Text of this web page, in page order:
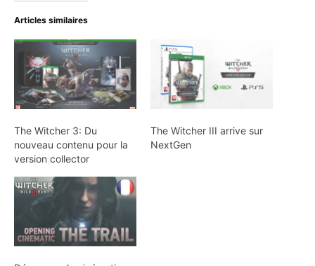
Articles similaires
The Witcher 3: Du
nouveau contenu pour la
version collector
The Witcher III arrive sur
NextGen